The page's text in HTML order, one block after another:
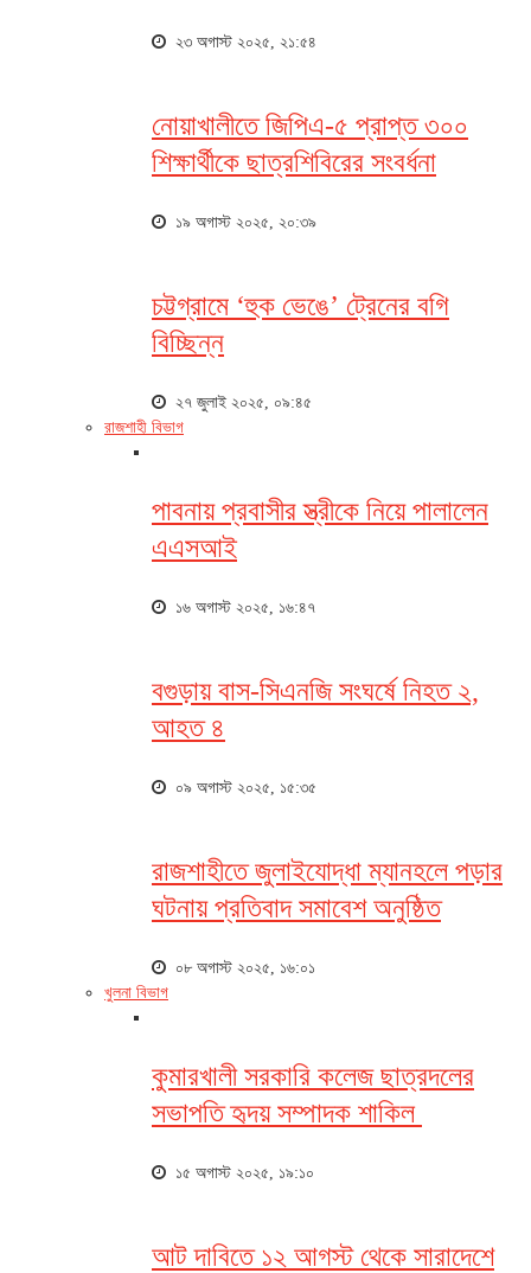
২৩ অগাস্ট ২০২৫, ২১:৫৪
নোয়াখালীতে জিপিএ-৫ প্রাপ্ত ৩০০
শিক্ষার্থীকে ছাত্রশিবিরের সংবর্ধনা
১৯ অগাস্ট ২০২৫, ২০:৩৯
চট্টগ্রামে ‘হুক ভেঙে’ ট্রেনের বগি
বিচ্ছিন্ন
২৭ জুলাই ২০২৫, ০৯:৪৫
রাজশাহী বিভাগ
পাবনায় প্রবাসীর স্ত্রীকে নিয়ে পালালেন
এএসআই
১৬ অগাস্ট ২০২৫, ১৬:৪৭
বগুড়ায় বাস-সিএনজি সংঘর্ষে নিহত ২,
আহত ৪
০৯ অগাস্ট ২০২৫, ১৫:৩৫
রাজশাহীতে জুলাইযোদ্ধা ম্যানহলে পড়ার
ঘটনায় প্রতিবাদ সমাবেশ অনুষ্ঠিত
০৮ অগাস্ট ২০২৫, ১৬:০১
খুলনা বিভাগ
কুমারখালী সরকারি কলেজ ছাত্রদলের
সভাপতি হৃদয় সম্পাদক শাকিল
১৫ অগাস্ট ২০২৫, ১৯:১০
আট দাবিতে ১২ আগস্ট থেকে সারাদেশে